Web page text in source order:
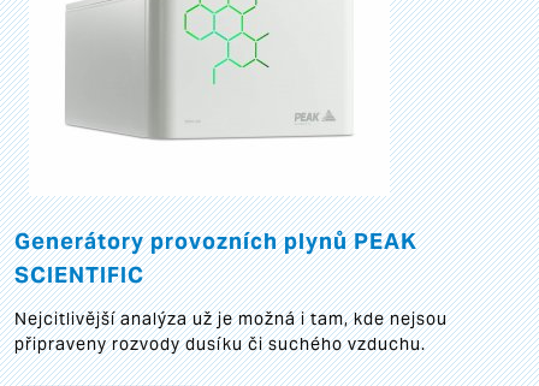
Generátory provozních plynů PEAK
SCIENTIFIC
Nejcitlivější analýza už je možná i tam, kde nejsou
připraveny rozvody dusíku či suchého vzduchu.